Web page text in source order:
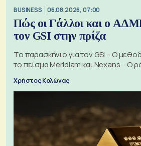
BUSINESS 06.08.2026, 07:00
Πώς οι Γάλλοι και ο
τον GSI στην πρίζα
Το παρασκήνιο για τον GSI – Ο
το πείσμα Meridiam και Nexans – Ο
Χρήστος Κολώνας